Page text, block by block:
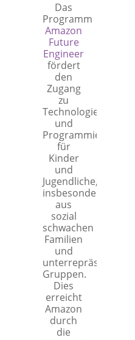
Das
Programm
Amazon
Future
Engineer
fördert
den
Zugang
zu
Technologie
und
Programmierung
für
Kinder
und
Jugendliche,
insbesondere
aus
sozial
schwachen
Familien
und
unterrepräsentierten
Gruppen.
Dies
erreicht
Amazon
durch
die